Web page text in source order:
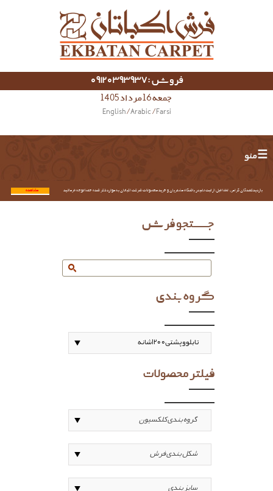
فروش :09120393937
جمعه 16 مرداد 1405
English/ Arabic / Farsi
☰ منو
بازدیدکنندگان گرامی؛ لطفا قبل از ثبت نام در باشگاه مشتریان و خرید محصولات شرکت اکباتان به موارد ذکر شده حتما توجه فرمائید. مشاهده...
جستجو فرش
گروه بندی
فیلتر محصولات